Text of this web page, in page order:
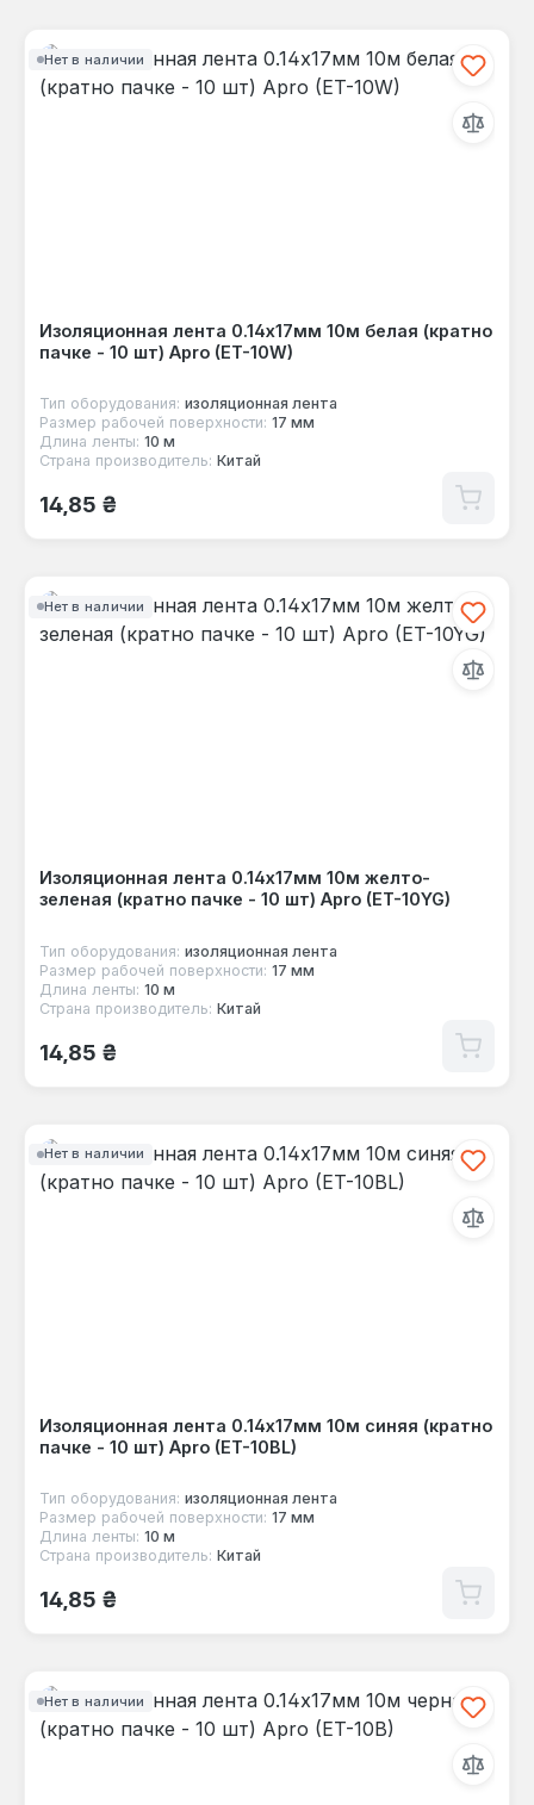
Нет в наличии
Изоляционная лента 0.14х17мм 10м белая (кратно
пачке - 10 шт) Apro (ET-10W)
Тип оборудования: изоляционная лента
Размер рабочей поверхности: 17 мм
Длина ленты: 10 м
Страна производитель: Китай
Обычная цена:
14,85 ₴
Нет в наличии
Изоляционная лента 0.14х17мм 10м желто-
зеленая (кратно пачке - 10 шт) Apro (ET-10YG)
Тип оборудования: изоляционная лента
Размер рабочей поверхности: 17 мм
Длина ленты: 10 м
Страна производитель: Китай
Обычная цена:
14,85 ₴
Нет в наличии
Изоляционная лента 0.14х17мм 10м синяя (кратно
пачке - 10 шт) Apro (ET-10BL)
Тип оборудования: изоляционная лента
Размер рабочей поверхности: 17 мм
Длина ленты: 10 м
Страна производитель: Китай
Обычная цена:
14,85 ₴
Нет в наличии